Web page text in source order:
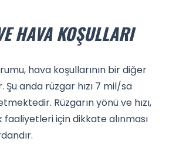
HAVA KOŞULLARI
hava koşullarının bir diğer
anda rüzgar hızı 7 mil/sa
Rüzgarın yönü ve hızı,
faaliyetleri için dikkate alınması